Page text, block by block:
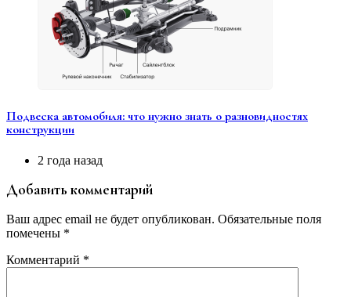
Подвеска автомобиля: что нужно знать о разновидностях
конструкции
2 года назад
Добавить комментарий
Ваш адрес email не будет опубликован. Обязательные поля
помечены *
Комментарий *